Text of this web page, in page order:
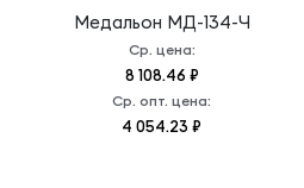
Медальон МД-134-Ч
Ср. цена:
8 108.46 ₽
Ср. опт. цена:
4 054.23 ₽